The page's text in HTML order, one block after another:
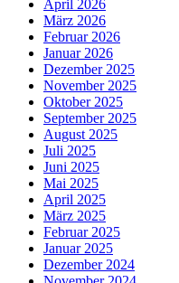
April 2026
März 2026
Februar 2026
Januar 2026
Dezember 2025
November 2025
Oktober 2025
September 2025
August 2025
Juli 2025
Juni 2025
Mai 2025
April 2025
März 2025
Februar 2025
Januar 2025
Dezember 2024